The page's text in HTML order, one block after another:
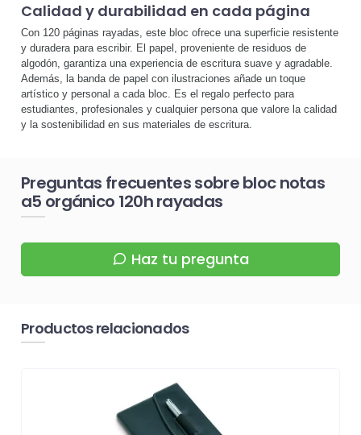
Calidad y durabilidad en cada página
Con 120 páginas rayadas, este bloc ofrece una superficie resistente
y duradera para escribir. El papel, proveniente de residuos de
algodón, garantiza una experiencia de escritura suave y agradable.
Además, la banda de papel con ilustraciones añade un toque
artístico y personal a cada bloc. Es el regalo perfecto para
estudiantes, profesionales y cualquier persona que valore la calidad
y la sostenibilidad en sus materiales de escritura.
Preguntas frecuentes sobre bloc notas
a5 orgánico 120h rayadas
Haz tu pregunta
Productos relacionados